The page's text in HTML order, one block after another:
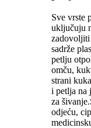
Sve vrste
uključuju
zadovoljiti
sadrže
petlju
omču,
strani
i petlja na
za
odjeću,